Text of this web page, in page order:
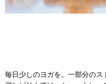
毎日少しのヨガを。一部分のス